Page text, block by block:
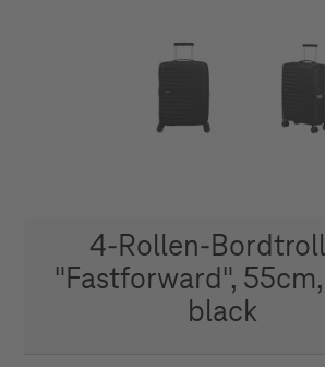
4-Rollen-
"Fastforward",
black